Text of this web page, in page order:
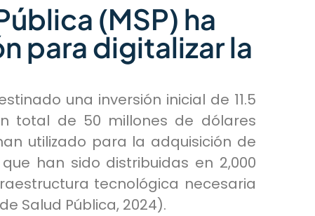
(MSP) ha
para digitalizar la
una inversión inicial de 11.5
total de 50 millones de dólares
utilizado para la adquisición de
han sido distribuidas en 2,000
tecnológica necesaria
Salud Pública, 2024).